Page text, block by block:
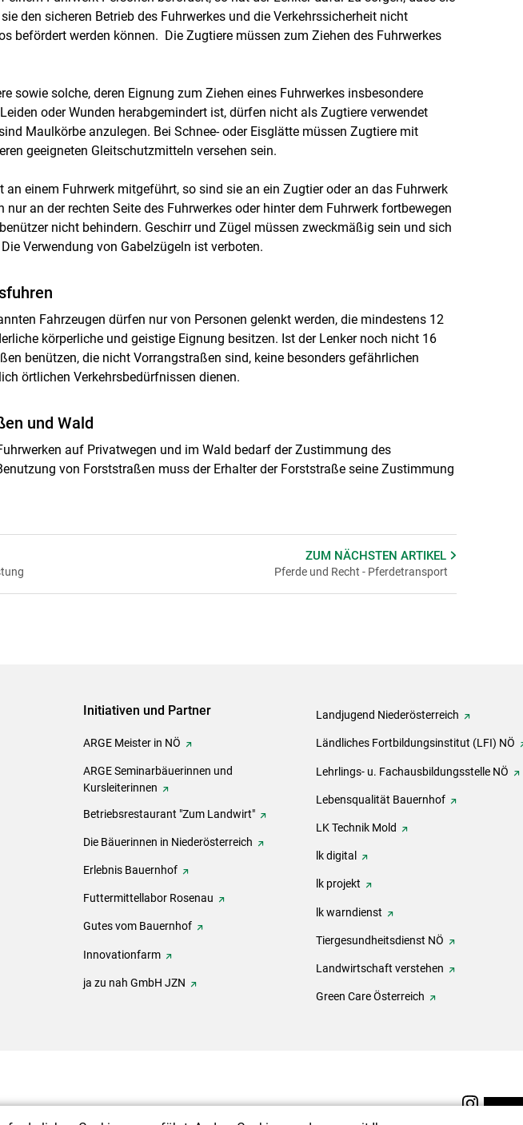
den sicheren Betrieb des Fuhrwerkes und die Verkehrssicherheit nicht
befördert werden können. Die Zugtiere müssen zum Ziehen des Fuhrwerkes
sowie solche, deren Eignung zum Ziehen eines Fuhrwerkes insbesondere
oder Wunden herabgemindert ist, dürfen nicht als Zugtiere verwendet
Maulkörbe anzulegen. Bei Schnee- oder Eisglätte müssen Zugtiere mit
geeigneten Gleitschutzmitteln versehen sein.
an einem Fuhrwerk mitgeführt, so sind sie an ein Zugtier oder an das Fuhrwerk
an der rechten Seite des Fuhrwerkes oder hinter dem Fuhrwerk fortbewegen
nicht behindern. Geschirr und Zügel müssen zweckmäßig sein und sich
Verwendung von Gabelzügeln ist verboten.
Fahrzeugen dürfen nur von Personen gelenkt werden, die mindestens 12
körperliche und geistige Eignung besitzen. Ist der Lenker noch nicht 16
benützen, die nicht Vorrangstraßen sind, keine besonders gefährlichen
örtlichen Verkehrsbedürfnissen dienen.
und Wald
auf Privatwegen und im Wald bedarf der Zustimmung des
von Forststraßen muss der Erhalter der Forststraße seine Zustimmung
ZUM NÄCHSTENARTIKEL
Pferde und Recht - Pferdetransport
Initiativen und Partner
ARGE Meister in NÖ
ARGE Seminarbäuerinnen und
Kursleiterinnen
Betriebsrestaurant "Zum Landwirt"
Die Bäuerinnen in Niederösterreich
Erlebnis Bauernhof
Futtermittellabor Rosenau
Gutes vom Bauernhof
Innovationfarm
ja zu nah GmbH JZN
Landjugend Niederösterreich
Ländliches Fortbildungsinstitut (LFI) NÖ
Lehrlings- u. Fachausbildungsstelle NÖ
Lebensqualität Bauernhof
LK Technik Mold
lk digital
lk projekt
lk warndienst
Tiergesundheitsdienst NÖ
Landwirtschaft verstehen
Green Care Österreich